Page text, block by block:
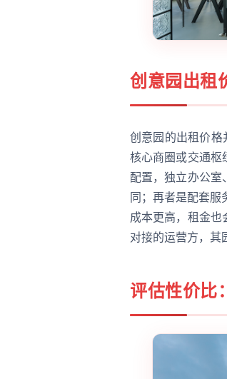
创意园出租
创意园的出租价格
核心商圈或交通枢
配置，独立办公室
同；再者是配套
成本更高，租金也
对接的运营方，其
评估性价比